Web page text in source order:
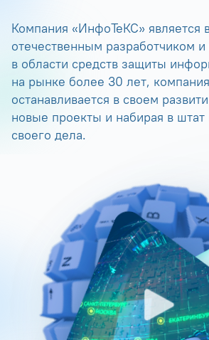
Компания «ИнфоТеКС» является
отечественным разработчиком
в области средств защиты
на рынке более 30 лет,
останавливается в своем
новые проекты и набирая в
своего дела.